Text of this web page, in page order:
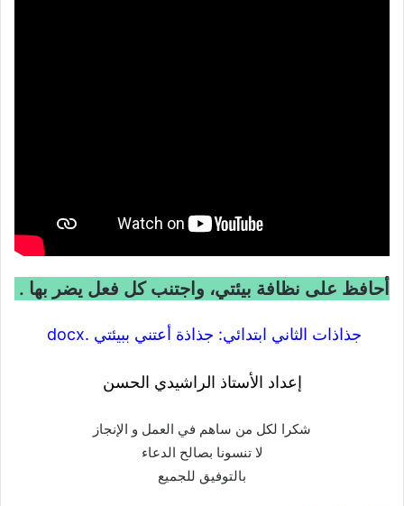
أحافظ على نظافة بيئتي، واجتنب كل فعل يضر بها .
جذاذات الثاني ابتدائي: جذاذة أعتني ببيئتي .docx
إعداد الأستاذ الراشيدي الحسن
شكرا لكل من ساهم في العمل و الإنجاز
لا تنسونا بصالح الدعاء
بالتوفيق للجميع